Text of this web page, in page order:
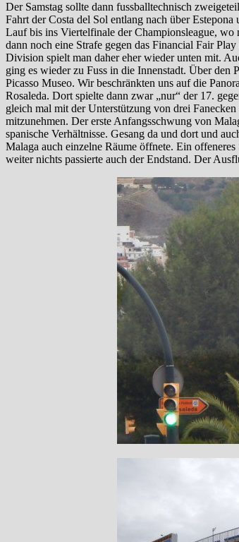
Der Samstag sollte dann fussballtechnisch
Fahrt der Costa del Sol entlang nach über
Lauf bis ins Viertelfinale der Championsleague,
dann noch eine Strafe gegen das Financial Fair
Division spielt man daher eher wieder unten mit.
ging es wieder zu Fuss in die Innenstadt. Über den
Picasso Museo. Wir beschränkten uns auf die
Rosaleda. Dort spielte dann zwar „nur“ der 17.
gleich mal mit der Unterstützung von drei
mitzunehmen. Der erste Anfangsschwung von
spanische Verhältnisse. Gesang da und dort und
Malaga auch einzelne Räume öffnete. Ein
weiter nichts passierte auch der Endstand. Der